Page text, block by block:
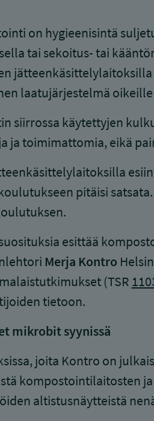
on hygieenisintä
tai sekoitus- tai
laatujärjestelmä
siirrossa käytettyjen
ja toimimattomia, eikä
pitäisi
esittää
Merja Kontro
(TSR
tietoon.
mikrobit syynissä
joita Kontro on
kompostointilaitosten
altistusnäytteistä